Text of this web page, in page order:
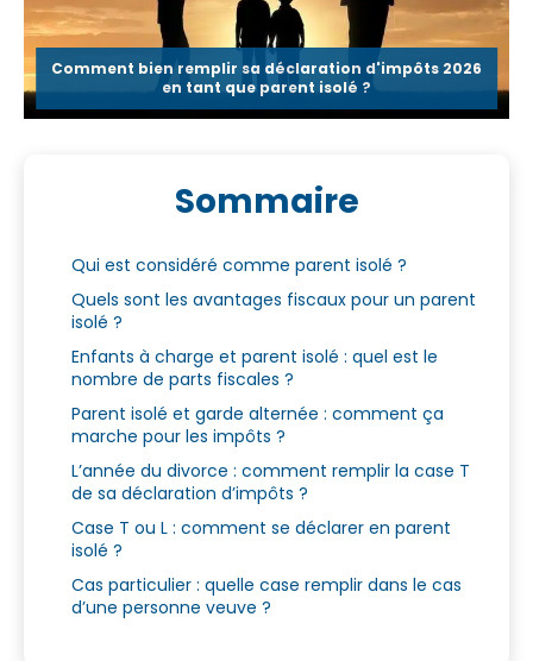
Comment bien remplir sa déclaration d'impôts 2026
en tant que parent isolé ?
Sommaire
Qui est considéré comme parent isolé ?
Quels sont les avantages fiscaux pour un parent
isolé ?
Enfants à charge et parent isolé : quel est le
nombre de parts fiscales ?
Parent isolé et garde alternée : comment ça
marche pour les impôts ?
L’année du divorce : comment remplir la case T
de sa déclaration d’impôts ?
Case T ou L : comment se déclarer en parent
isolé ?
Cas particulier : quelle case remplir dans le cas
d’une personne veuve ?